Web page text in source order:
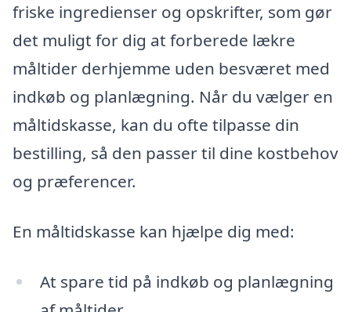
friske ingredienser og opskrifter, som gør
det muligt for dig at forberede lækre
måltider derhjemme uden besværet med
indkøb og planlægning. Når du vælger en
måltidskasse, kan du ofte tilpasse din
bestilling, så den passer til dine kostbehov
og præferencer.
En måltidskasse kan hjælpe dig med:
At spare tid på indkøb og planlægning